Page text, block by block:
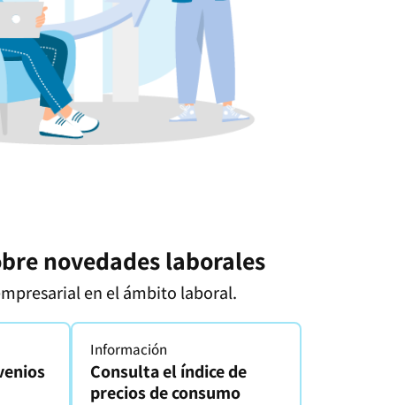
novedades laborales
en el ámbito laboral.
Información
Consulta el índice de
precios de consumo